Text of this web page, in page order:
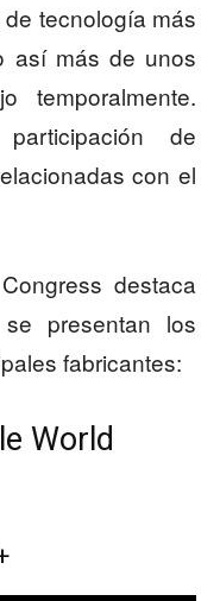
tecnología más
así más de unos
temporalmente.
de
con el
destaca
presentan los
fabricantes:
World